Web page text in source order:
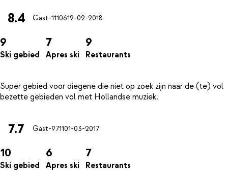
8.4 Gast-1110612-02-2018
9
Ski gebied
7
Apres ski
9
Restaurants
Super gebied voor diegene die niet op zoek zijn naar de (te) vol
7.7 Gast-971101-03-2017
10
Ski gebied
6
Apres ski
7
Restaurants